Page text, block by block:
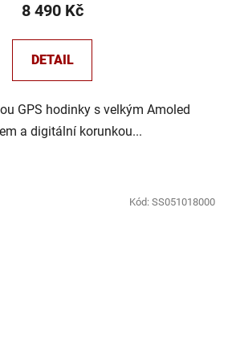
8 490 Kč
DETAIL
GPS hodinky s velkým Amoled
a digitální korunkou...
Kód: SS051018000